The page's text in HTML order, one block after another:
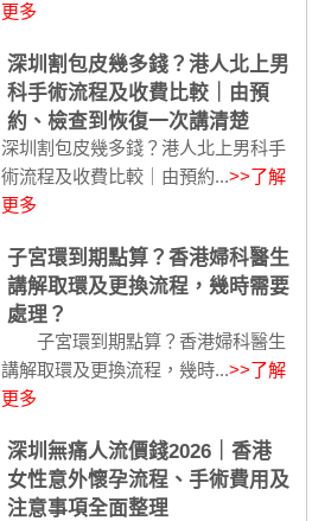
更多
深圳割包皮幾多錢？港人北上男
科手術流程及收費比較｜由預
約、檢查到恢復一次講清楚
深圳割包皮幾多錢？港人北上男科手
術流程及收費比較｜由預約...>>了解
更多
子宮環到期點算？香港婦科醫生
講解取環及更換流程，幾時需要
處理？
子宮環到期點算？香港婦科醫生
講解取環及更換流程，幾時...>>了解
更多
深圳無痛人流價錢2026｜香港
女性意外懷孕流程、手術費用及
注意事項全面整理